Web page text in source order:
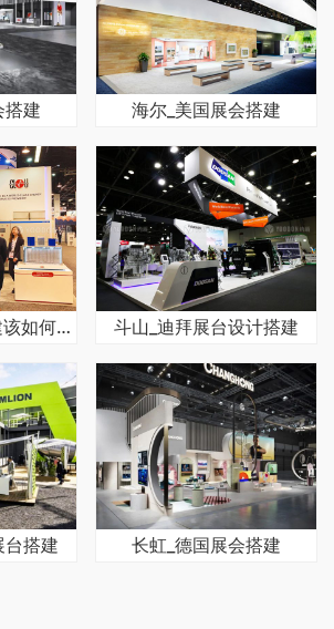
搭建 海尔_美国展会搭建
德国展会展台搭建该如何选择合作商 斗山_迪拜展台设计搭建
台搭建 长虹_德国展会搭建